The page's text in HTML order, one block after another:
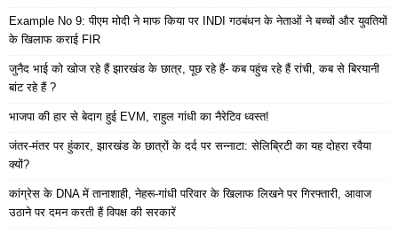
Example No 9: पीएम मोदी ने माफ किया पर INDI गठबंधन के नेताओं ने बच्चों और युवतियों
के खिलाफ कराई FIR
जुनैद भाई को खोज रहे हैं झारखंड के छात्र, पूछ रहे हैं- कब पहुंच रहे हैं रांची, कब से बिरयानी
बांट रहे हैं ?
भाजपा की हार से बेदाग हुई EVM, राहुल गांधी का नैरेटिव ध्वस्त!
जंतर-मंतर पर हुंकार, झारखंड के छात्रों के दर्द पर सन्नाटा: सेलिब्रिटी का यह दोहरा रवैया
क्यों?
कांग्रेस के DNA में तानाशाही, नेहरू-गांधी परिवार के खिलाफ लिखने पर गिरफ्तारी, आवाज
उठाने पर दमन करती हैं विपक्ष की सरकारें